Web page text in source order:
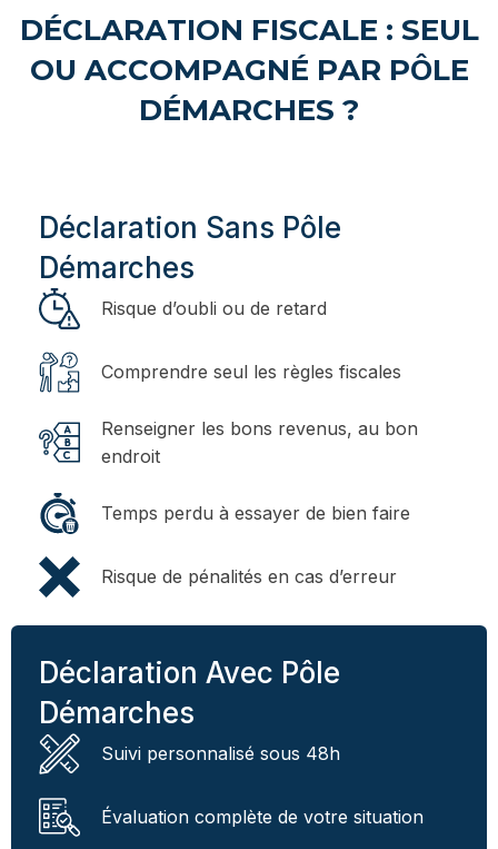
DÉCLARATION FISCALE : SEUL
OU ACCOMPAGNÉ PAR PÔLE
DÉMARCHES ?
Déclaration Sans Pôle
Démarches
Risque d’oubli ou de retard
Comprendre seul les règles fiscales
Renseigner les bons revenus, au bon
endroit
Temps perdu à essayer de bien faire
Risque de pénalités en cas d’erreur
Déclaration Avec Pôle
Démarches
Suivi personnalisé sous 48h
Évaluation complète de votre situation